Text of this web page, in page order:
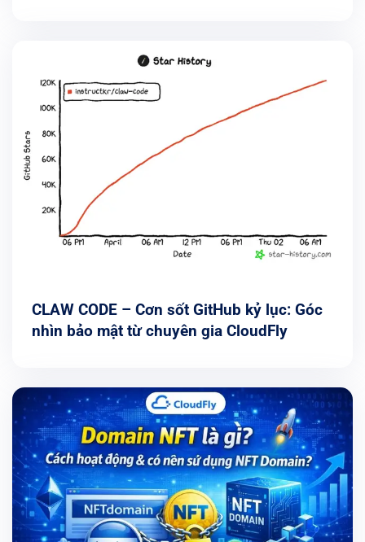
CLAW CODE – Cơn sốt GitHub kỷ lục: Góc
nhìn bảo mật từ chuyên gia CloudFly